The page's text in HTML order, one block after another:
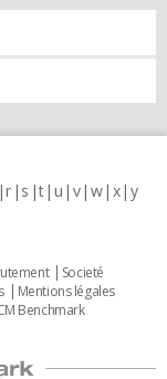
r s t u v w x y
Societé
Mentions légales
Benchmark